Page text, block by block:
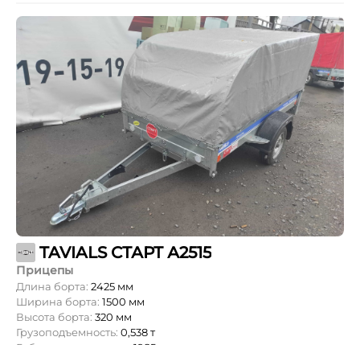
TAVIALS СТАРТ А2515
Прицепы
Длина борта: 2425 мм
Ширина борта: 1500 мм
Высота борта: 320 мм
Грузоподъемность: 0,538 т